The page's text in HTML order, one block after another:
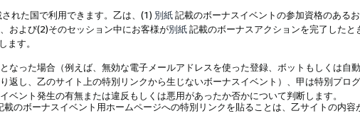
れた国で利用できます。乙は、(1) 別紙記載のボーナスイベントの参加資格のある
および(2)そのセッション中にお客様が別紙記載のボーナスアクションを完了したと
ます。
なった場合（例えば、無効な電子メールアドレスを使った登録、ボットもしくは自
返し、乙のサイト上の特別リンクから生じないボーナスイベント）、甲は特別プロ
ント発生の有無または違反もしくは悪用があったか否かについて判断します。
載のボーナスイベント用ホームページへの特別リンクを貼ることは、乙サイトの内